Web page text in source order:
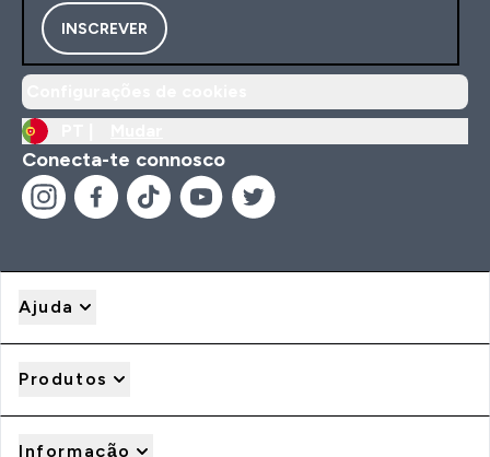
INSCREVER
Conecta-te connosco
Ajuda
Produtos
Informação